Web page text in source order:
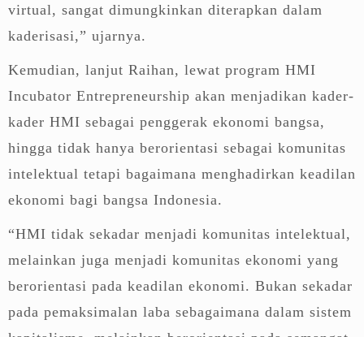
virtual, sangat dimungkinkan diterapkan dalam
kaderisasi,” ujarnya.
Kemudian, lanjut Raihan, lewat program HMI
Incubator Entrepreneurship akan menjadikan kader-
kader HMI sebagai penggerak ekonomi bangsa,
hingga tidak hanya berorientasi sebagai komunitas
intelektual tetapi bagaimana menghadirkan keadilan
ekonomi bagi bangsa Indonesia.
“HMI tidak sekadar menjadi komunitas intelektual,
melainkan juga menjadi komunitas ekonomi yang
berorientasi pada keadilan ekonomi. Bukan sekadar
pada pemaksimalan laba sebagaimana dalam sistem